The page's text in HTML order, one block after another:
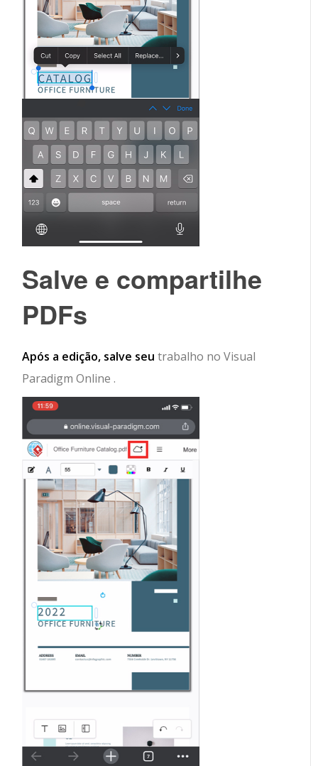
Salve e compartilhe
PDFs
Após a edição, salve seu trabalho no Visual
Paradigm Online .